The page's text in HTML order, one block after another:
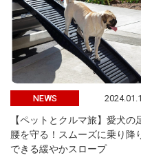
NEWS
【ペットとクルマ旅】愛犬の
腰を守る！スムーズに乗り降
できる緩やかスロープ